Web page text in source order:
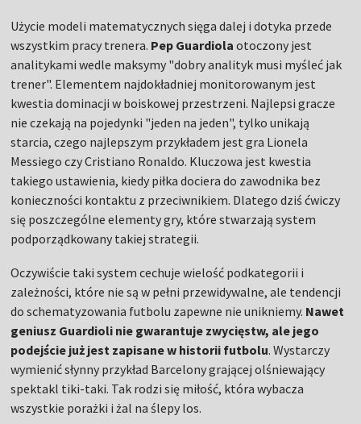
Użycie modeli matematycznych sięga dalej i dotyka przede
wszystkim pracy trenera. Pep Guardiola otoczony jest
analitykami wedle maksymy "dobry analityk musi myśleć jak
trener". Elementem najdokładniej monitorowanym jest
kwestia dominacji w boiskowej przestrzeni. Najlepsi gracze
nie czekają na pojedynki "jeden na jeden", tylko unikają
starcia, czego najlepszym przykładem jest gra Lionela
Messiego czy Cristiano Ronaldo. Kluczowa jest kwestia
takiego ustawienia, kiedy piłka dociera do zawodnika bez
konieczności kontaktu z przeciwnikiem. Dlatego dziś ćwiczy
się poszczególne elementy gry, które stwarzają system
podporządkowany takiej strategii.
Oczywiście taki system cechuje wielość podkategorii i
zależności, które nie są w pełni przewidywalne, ale tendencji
do schematyzowania futbolu zapewne nie unikniemy. Nawet
geniusz Guardioli nie gwarantuje zwycięstw, ale jego
podejście już jest zapisane w historii futbolu. Wystarczy
wymienić słynny przykład Barcelony grającej olśniewający
spektakl tiki-taki. Tak rodzi się miłość, która wybacza
wszystkie porażki i żal na ślepy los.